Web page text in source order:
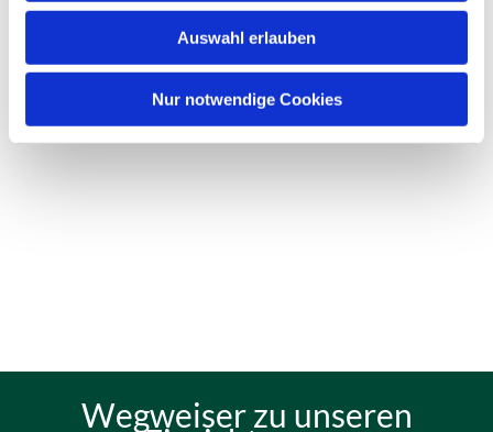
Auswahl erlauben
Nur notwendige Cookies
Wegweiser zu unseren